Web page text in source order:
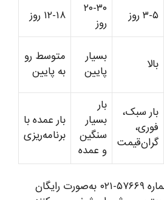
۳-۵ روز
۲۰-۳۰
روز
۱۲-۱۸ روز
بالا
بسیار
پایین
متوسط رو
به پایین
بار سبک،
فوری،
گران‌قیمت
بار
بسیار
سنگین
و عمده
بار عمده با
برنامه‌ریزی
کارشناسان آنی بار با شماره ۵۷۶۶۹-۰۲۱ به‌صورت رایگان